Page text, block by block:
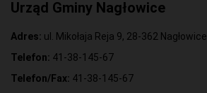
Urząd Gminy Nagłowice
Adres: ul. Mikołaja Reja 9, 28-362 Nagłowice
Telefon: 41-38-145-67
Telefon/Fax: 41-38-145-67